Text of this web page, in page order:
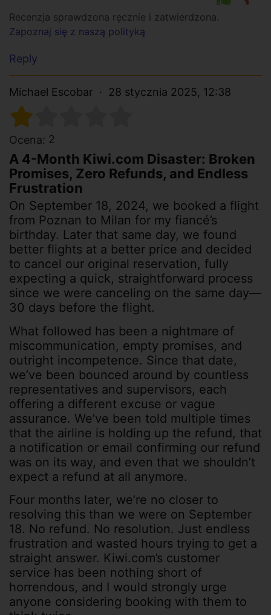
Recenzja sprawdzona ręcznie i zatwierdzona.
Zapoznaj się z naszą polityką
Reply
Michael Escobar 28 stycznia 2025, 12:38
Ocena: 2
A 4-Month Kiwi.com Disaster: Broken
Promises, Zero Refunds, and Endless
Frustration
On September 18, 2024, we booked a flight
from Poznan to Milan for my fiancé’s
birthday. Later that same day, we found
better flights at a better price and decided
to cancel our original reservation, fully
expecting a quick, straightforward process
since we were canceling on the same day—
30 days before the flight.
What followed has been a nightmare of
miscommunication, empty promises, and
outright incompetence. Since that date,
we’ve been bounced around by countless
representatives and supervisors, each
offering a different excuse or vague
assurance. We’ve been told multiple times
that the airline is holding up the refund, that
a notification or email confirming our refund
was on its way, and even that we shouldn’t
expect a refund at all anymore.
Four months later, we’re no closer to
resolving this than we were on September
18. No refund. No resolution. Just endless
frustration and wasted hours trying to get a
straight answer. Kiwi.com’s customer
service has been nothing short of
horrendous, and I would strongly urge
anyone considering booking with them to